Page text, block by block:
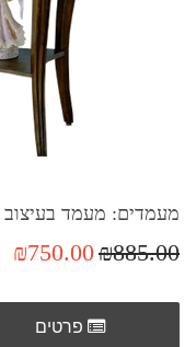
מעמדים: מעמד
₪885.00
₪750.00
פרטים